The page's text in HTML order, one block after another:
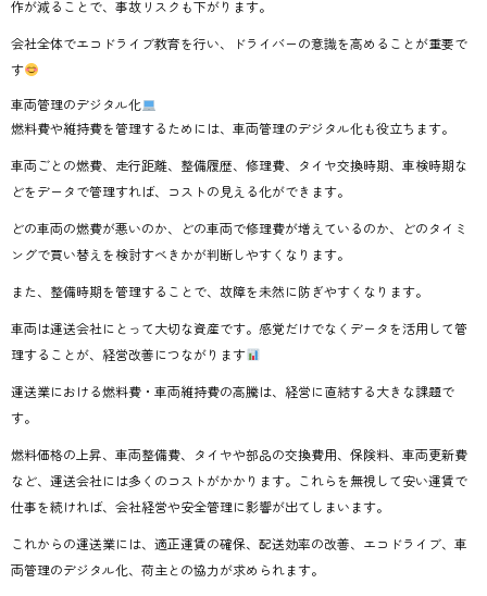
作が減ることで、事故リスクも下がります。
会社全体でエコドライブ教育を行い、ドライバーの意識を高めることが重要で
す
車両管理のデジタル化
燃料費や維持費を管理するためには、車両管理のデジタル化も役立ちます。
車両ごとの燃費、走行距離、整備履歴、修理費、タイヤ交換時期、車検時期な
どをデータで管理すれば、コストの見える化ができます。
どの車両の燃費が悪いのか、どの車両で修理費が増えているのか、どのタイミ
ングで買い替えを検討すべきかが判断しやすくなります。
また、整備時期を管理することで、故障を未然に防ぎやすくなります。
車両は運送会社にとって大切な資産です。感覚だけでなくデータを活用して管
理することが、経営改善につながります
運送業における燃料費・車両維持費の高騰は、経営に直結する大きな課題で
す。
燃料価格の上昇、車両整備費、タイヤや部品の交換費用、保険料、車両更新費
など、運送会社には多くのコストがかかります。これらを無視して安い運賃で
仕事を続ければ、会社経営や安全管理に影響が出てしまいます。
これからの運送業には、適正運賃の確保、配送効率の改善、エコドライブ、車
両管理のデジタル化、荷主との協力が求められます。